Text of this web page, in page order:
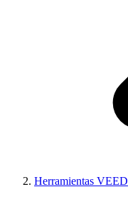
Herramientas VEED